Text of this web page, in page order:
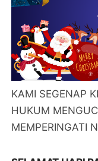
KAMI SEGENAP
HUKUM
MEMPERINGATI